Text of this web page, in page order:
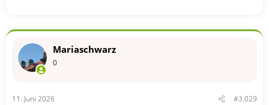
Mariaschwarz
0
11. Juni 2026 #3.029